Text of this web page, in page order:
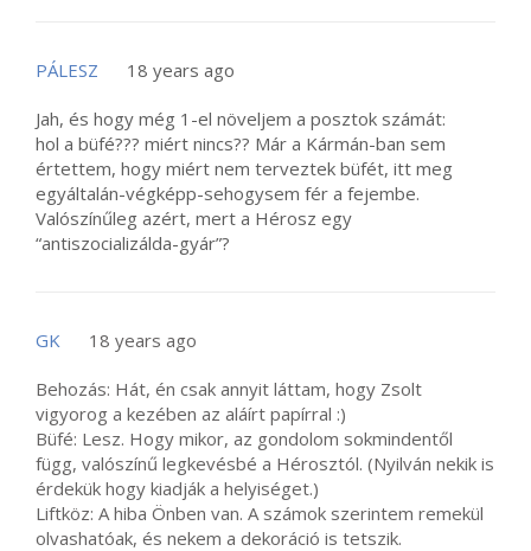
PÁLESZ 18 years ago
Jah, és hogy még 1-el növeljem a posztok számát:
hol a büfé??? miért nincs?? Már a Kármán-ban sem
értettem, hogy miért nem terveztek büfét, itt meg
egyáltalán-végképp-sehogysem fér a fejembe.
Valószínűleg azért, mert a Hérosz egy
“antiszocializálda-gyár”?
GK 18 years ago
Behozás: Hát, én csak annyit láttam, hogy Zsolt
vigyorog a kezében az aláírt papírral :)
Büfé: Lesz. Hogy mikor, az gondolom sokmindentől
függ, valószínű legkevésbé a Hérosztól. (Nyilván nekik is
érdekük hogy kiadják a helyiséget.)
Liftköz: A hiba Önben van. A számok szerintem remekül
olvashatóak, és nekem a dekoráció is tetszik.